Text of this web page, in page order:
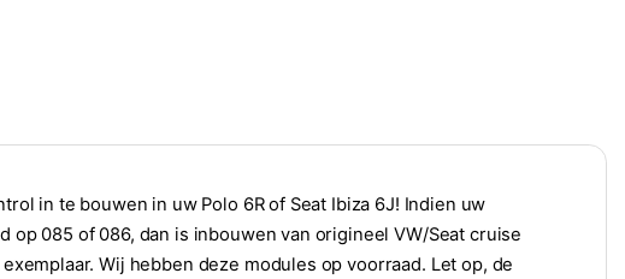
in te bouwen in uw Polo 6R of Seat Ibiza 6J! Indien uw
085 of 086, dan is inbouwen van origineel VW/Seat cruise
Wij hebben deze modules op voorraad. Let op, de